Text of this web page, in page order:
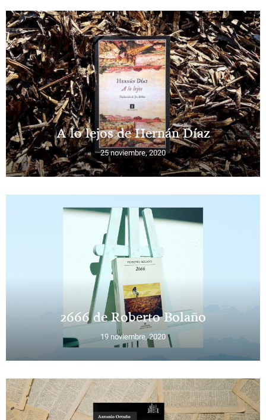
A lo lejos de Hernán Díaz
25 noviembre, 2020
2666 de Roberto Bolaño
19 noviembre, 2020